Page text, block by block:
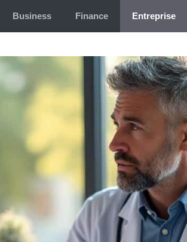
Business Finance Entreprise